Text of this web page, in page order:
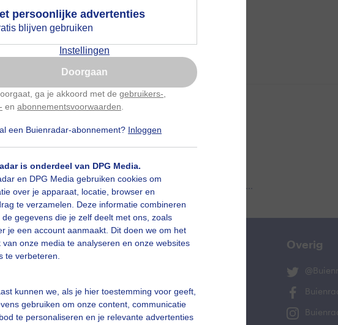
persoonlijke advertenties
blijven gebruiken
Instellingen
Doorgaan
ga je akkoord met de gebruikers-
en abonnementsvoorwaarden
een Buienradar-abonnement? Inloggen
is onderdeel van DPG Media.
en DPG Media gebruiken cookies om
over je apparaat, locatie, browser en
te verzamelen. Deze informatie combineren
de gegevens die je zelf deelt met ons, zoals
je een account aanmaakt. Dit doen we om het
van onze media te analyseren en onze websites
te verbeteren.
kunnen we, als je hier toestemming voor geeft,
gebruiken om onze content, communicatie
te personaliseren en je relevante advertenties
Gemaakt: 08-05-2026, 30x bekeken
Mijn weer Overig
je browser waarin deze toestemming
gevraagd wordt.
Is goed, toon de popup
Nu niet, misschien later
je Safari en wil je niet elke dag deze pop-up
Klikhierom dit aan te passen